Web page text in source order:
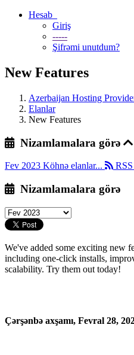
Hesab
Giriş
-----
Şifrəmi unutdum?
New Features
Azerbaijan Hosting
Elanlar
New Features
Nizamlamalara görə
Fev 2023 Köhnə elanlar...
Nizamlamalara görə
We've added some exciting new
including one-click installs,
scalability. Try them out today!
Çərşənbə axşamı, Fevral 28,